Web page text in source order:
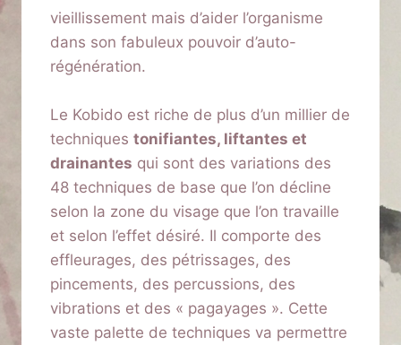
vieillissement mais d’aider l’organisme
dans son fabuleux pouvoir d’auto-
régénération.
Le Kobido est riche de plus d’un millier de
techniques tonifiantes, liftantes et
drainantes qui sont des variations des
48 techniques de base que l’on décline
selon la zone du visage que l’on travaille
et selon l’effet désiré. Il comporte des
effleurages, des pétrissages, des
pincements, des percussions, des
vibrations et des « pagayages ». Cette
vaste palette de techniques va permettre